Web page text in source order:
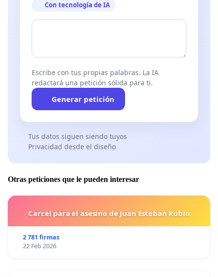
Con tecnología de IA
Escribe con tus propias palabras. La IA
redactará una petición sólida para ti.
Generar petición
Tus datos siguen siendo tuyos
Privacidad desde el diseño
Otras peticiones que le pueden interesar
Carcel para el asesino de Juan Esteban Rubio
2 781 firmas
22 Feb 2026